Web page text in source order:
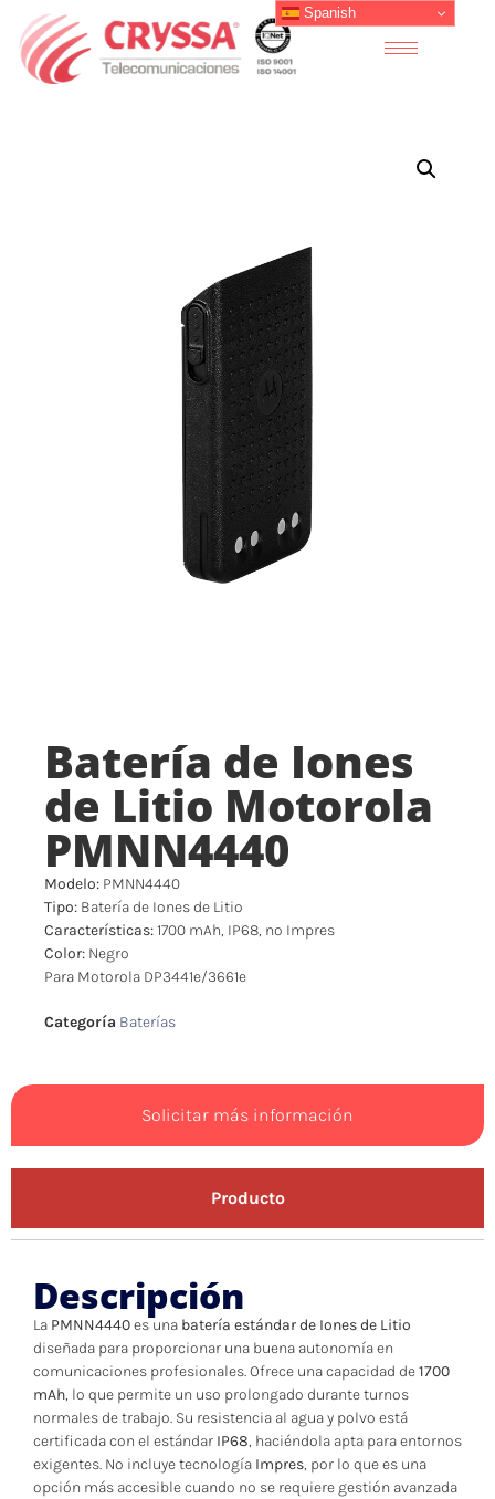
Batería de Iones
de Litio Motorola
PMNN4440
Modelo: PMNN4440
Tipo: Batería de Iones de Litio
Características:1700 mAh, IP68, no Impres
Color: Negro
Para Motorola DP3441e/3661e
Categoría Baterías
Solicitar más información
Producto
Descripción
La PMNN4440es una batería estándar de Iones de Litio
diseñada para proporcionar una buena autonomía en
comunicaciones profesionales. Ofrece una capacidad de1700
mAh, lo que permite un uso prolongado durante turnos
normales de trabajo. Su resistencia al agua y polvo está
certificada con el estándar IP68, haciéndola apta para entornos
exigentes. No incluye tecnología Impres, por lo que es una
opción más accesible cuando no se requiere gestión avanzada
Spanish